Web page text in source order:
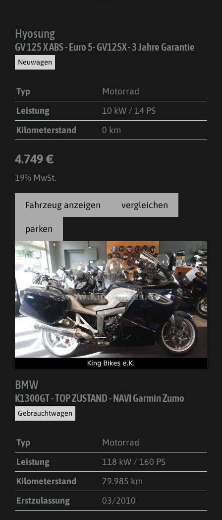
Hyosung
GV 125 X ABS - Euro 5- GV125X - 3 Jahre Garantie
Neuwagen
Typ
Motorrad
Leistung
10 kW / 14 PS
Kilometerstand
0 km
4.749 €
19% MwSt.
Fahrzeug anzeigen vergleichen
parken
BMW
K1300GT - TOP ZUSTAND - NAVI Garmin Zumo
Gebrauchtwagen
Typ
Motorrad
Leistung
118 kW / 160 PS
Kilometerstand
79.985 km
Erstzulassung
03/2010